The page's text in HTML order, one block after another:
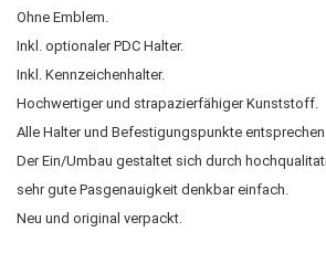
Ohne Emblem.
Inkl. optionaler PDC Halter.
Inkl. Kennzeichenhalter.
Hochwertiger und strapazierfähiger Kunststoff.
Alle Halter und Befestigungspunkte
Der Ein/Umbau gestaltet sich durch
sehr gute Pasgenauigkeit denkbar einfach.
Neu und original verpackt.